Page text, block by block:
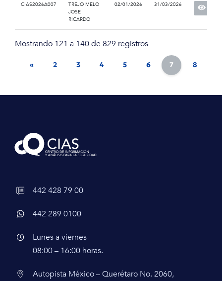
CIAS2026A007
TREJO MELO
JOSE
RICARDO
02/01/2026 31/03/2026
Mostrando 121 a 140 de 829 registros
« 2 3 4 5 6 7 8
442 428 79 00
442 289 0100
Lunes a viernes
08:00 – 16:00 horas.
Autopista México – Querétaro No. 2060,